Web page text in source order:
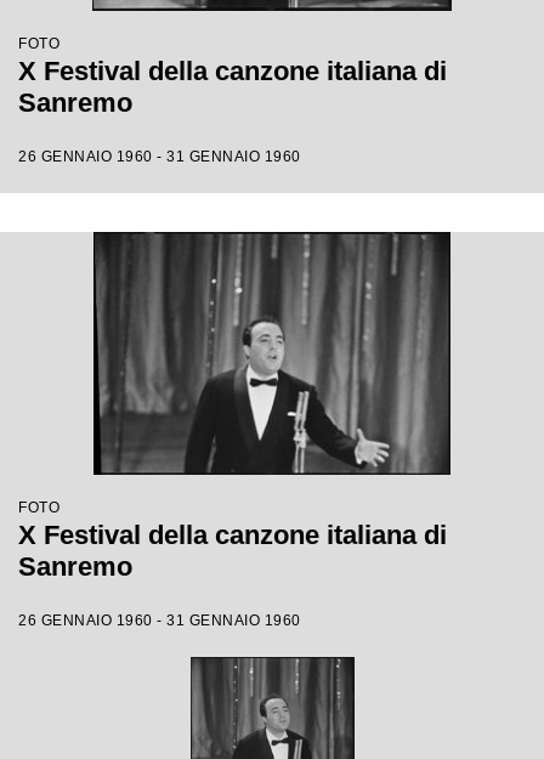
FOTO
X Festival della canzone italiana di
Sanremo
26 GENNAIO 1960 - 31 GENNAIO 1960
FOTO
X Festival della canzone italiana di
Sanremo
26 GENNAIO 1960 - 31 GENNAIO 1960